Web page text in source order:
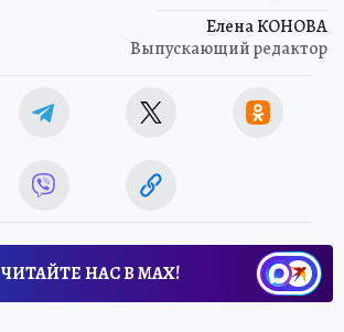
Елена КОНОВА
Выпускающий редактор
ЧИТАЙТЕ НАС В МАХ!